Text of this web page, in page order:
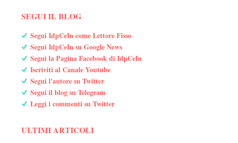
SEGUI IL BLOG
Segui IdpCeIn come Lettore Fisso
Segui IdpCeIn su Google News
Segui la Pagina Facebook di IdpCeIn
Iscriviti al Canale Youtube
Segui l'autore su Twitter
Segui il blog su Telegram
Leggi i commenti su Twitter
ULTIMI ARTICOLI